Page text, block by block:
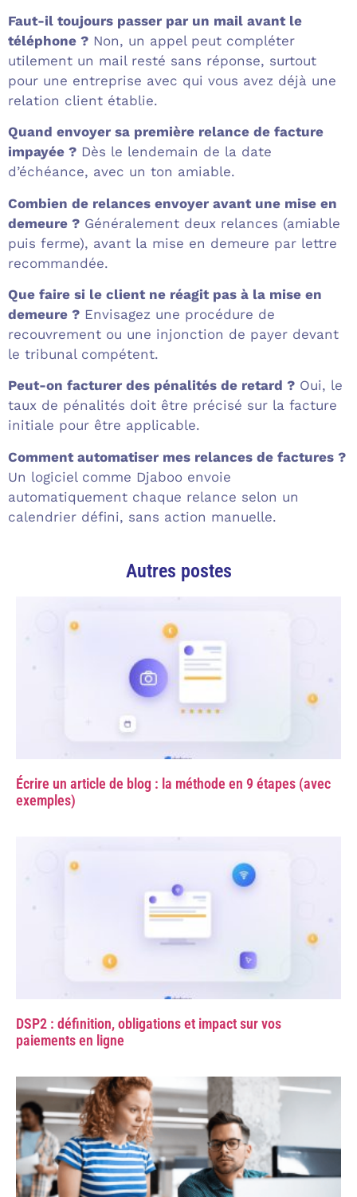
Faut-il toujours passer par un mail avant le
téléphone ? Non, un appel peut compléter
utilement un mail resté sans réponse, surtout
pour une entreprise avec qui vous avez déjà une
relation client établie.
Quand envoyer sa première relance de facture
impayée ? Dès le lendemain de la date
d’échéance, avec un ton amiable.
Combien de relances envoyer avant une mise en
demeure ? Généralement deux relances (amiable
puis ferme), avant la mise en demeure par lettre
recommandée.
Que faire si le client ne réagit pas à la mise en
demeure ? Envisagez une procédure de
recouvrement ou une injonction de payer devant
le tribunal compétent.
Peut-on facturer des pénalités de retard ? Oui, le
taux de pénalités doit être précisé sur la facture
initiale pour être applicable.
Comment automatiser mes relances de factures ?
Un logiciel comme Djaboo envoie
automatiquement chaque relance selon un
calendrier défini, sans action manuelle.
Autres postes
Écrire un article de blog : la méthode en 9 étapes (avec
exemples)
DSP2 : définition, obligations et impact sur vos
paiements en ligne